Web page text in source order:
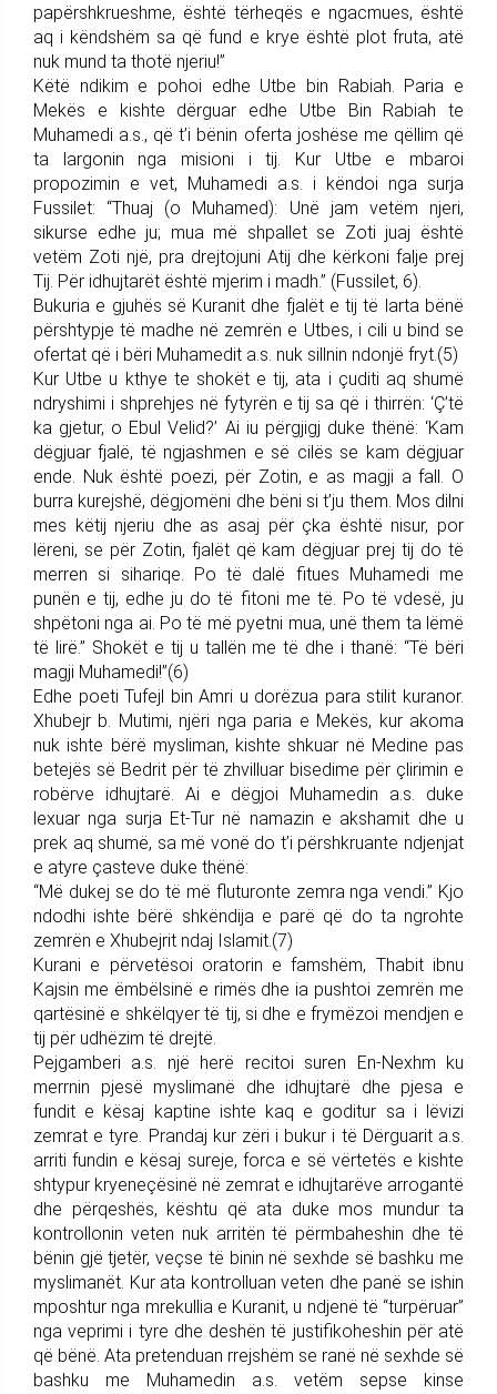
papërshkrueshme, është tërheqës e ngacmues, është
aq i këndshëm sa që fund e krye është plot fruta, atë
nuk mund ta thotë njeriu!”
Këtë ndikim e pohoi edhe Utbe bin Rabiah. Paria e
Mekës e kishte dërguar edhe Utbe Bin Rabiah te
Muhamedi a.s., që t’i bënin oferta joshëse me qëllim që
ta largonin nga misioni i tij. Kur Utbe e mbaroi
propozimin e vet, Muhamedi a.s. i këndoi nga surja
Fussilet: “Thuaj (o Muhamed): Unë jam vetëm njeri,
sikurse edhe ju; mua më shpallet se Zoti juaj është
vetëm Zoti një, pra drejtojuni Atij dhe kërkoni falje prej
Tij. Për idhujtarët është mjerim i madh.” (Fussilet, 6).
Bukuria e gjuhës së Kuranit dhe fjalët e tij të larta bënë
përshtypje të madhe në zemrën e Utbes, i cili u bind se
ofertat që i bëri Muhamedit a.s. nuk sillnin ndonjë fryt.(5)
Kur Utbe u kthye te shokët e tij, ata i çuditi aq shumë
ndryshimi i shprehjes në fytyrën e tij sa që i thirrën: ‘Ç’të
ka gjetur, o Ebul Velid?’ Ai iu përgjigj duke thënë: ‘Kam
dëgjuar fjalë, të ngjashmen e së cilës se kam dëgjuar
ende. Nuk është poezi, për Zotin, e as magji a fall. O
burra kurejshë, dëgjomëni dhe bëni si t’ju them. Mos dilni
mes këtij njeriu dhe as asaj për çka është nisur, por
lëreni, se për Zotin, fjalët që kam dëgjuar prej tij do të
merren si sihariqe. Po të dalë fitues Muhamedi me
punën e tij, edhe ju do të fitoni me të. Po të vdesë, ju
shpëtoni nga ai. Po të më pyetni mua, unë them ta lëmë
të lirë.” Shokët e tij u tallën me të dhe i thanë: “Të bëri
magji Muhamedi!”(6)
Edhe poeti Tufejl bin Amri u dorëzua para stilit kuranor.
Xhubejr b. Mutimi, njëri nga paria e Mekës, kur akoma
nuk ishte bërë mysliman, kishte shkuar në Medine pas
betejës së Bedrit për të zhvilluar bisedime për çlirimin e
robërve idhujtarë. Ai e dëgjoi Muhamedin a.s. duke
lexuar nga surja Et-Tur në namazin e akshamit dhe u
prek aq shumë, sa më vonë do t’i përshkruante ndjenjat
e atyre çasteve duke thënë:
“Më dukej se do të më fluturonte zemra nga vendi.” Kjo
ndodhi ishte bërë shkëndija e parë që do ta ngrohte
zemrën e Xhubejrit ndaj Islamit.(7)
Kurani e përvetësoi oratorin e famshëm, Thabit ibnu
Kajsin me ëmbëlsinë e rimës dhe ia pushtoi zemrën me
qartësinë e shkëlqyer të tij, si dhe e frymëzoi mendjen e
tij për udhëzim të drejtë.
Pejgamberi a.s. një herë recitoi suren En-Nexhm ku
merrnin pjesë myslimanë dhe idhujtarë dhe pjesa e
fundit e kësaj kaptine ishte kaq e goditur sa i lëvizi
zemrat e tyre. Prandaj kur zëri i bukur i të Dërguarit a.s.
arriti fundin e kësaj sureje, forca e së vërtetës e kishte
shtypur kryeneçësinë në zemrat e idhujtarëve arrogantë
dhe përqeshës, kështu që ata duke mos mundur ta
kontrollonin veten nuk arritën të përmbaheshin dhe të
bënin gjë tjetër, veçse të binin në sexhde së bashku me
myslimanët. Kur ata kontrolluan veten dhe panë se ishin
mposhtur nga mrekullia e Kuranit, u ndjenë të “turpëruar”
nga veprimi i tyre dhe deshën të justifikoheshin për atë
që bënë. Ata pretenduan rrejshëm se ranë në sexhde së
bashku me Muhamedin a.s. vetëm sepse kinse